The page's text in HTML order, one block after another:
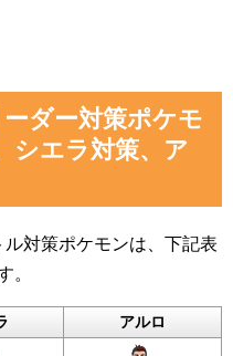
ダー対策ポケモ
シエラ対策、ア
対策ポケモンは、下記表
。
アルロ